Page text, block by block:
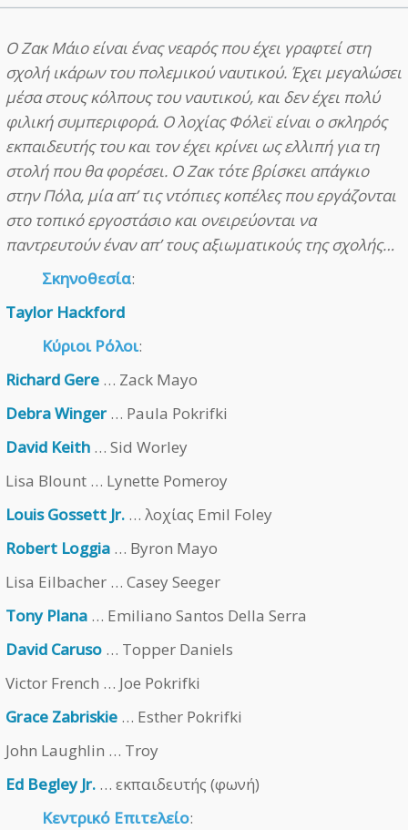
Ο Ζακ Μάιο είναι ένας νεαρός που έχει γραφτεί στη
σχολή ικάρων του πολεμικού ναυτικού. Έχει μεγαλώσει
μέσα στους κόλπους του ναυτικού, και δεν έχει πολύ
φιλική συμπεριφορά. Ο λοχίας Φόλεϊ είναι ο σκληρός
εκπαιδευτής του και τον έχει κρίνει ως ελλιπή για τη
στολή που θα φορέσει. Ο Ζακ τότε βρίσκει απάγκιο
στην Πόλα, μία απ’ τις ντόπιες κοπέλες που εργάζονται
στο τοπικό εργοστάσιο και ονειρεύονται να
παντρευτούν έναν απ’ τους αξιωματικούς της σχολής…
Σκηνοθεσία:
Taylor Hackford
Κύριοι Ρόλοι:
Richard Gere … Zack Mayo
Debra Winger … Paula Pokrifki
David Keith … Sid Worley
Lisa Blount … Lynette Pomeroy
Louis Gossett Jr. … λοχίας Emil Foley
Robert Loggia … Byron Mayo
Lisa Eilbacher … Casey Seeger
Tony Plana … Emiliano Santos Della Serra
David Caruso … Topper Daniels
Victor French … Joe Pokrifki
Grace Zabriskie … Esther Pokrifki
John Laughlin … Troy
Ed Begley Jr. … εκπαιδευτής (φωνή)
Κεντρικό Επιτελείο: